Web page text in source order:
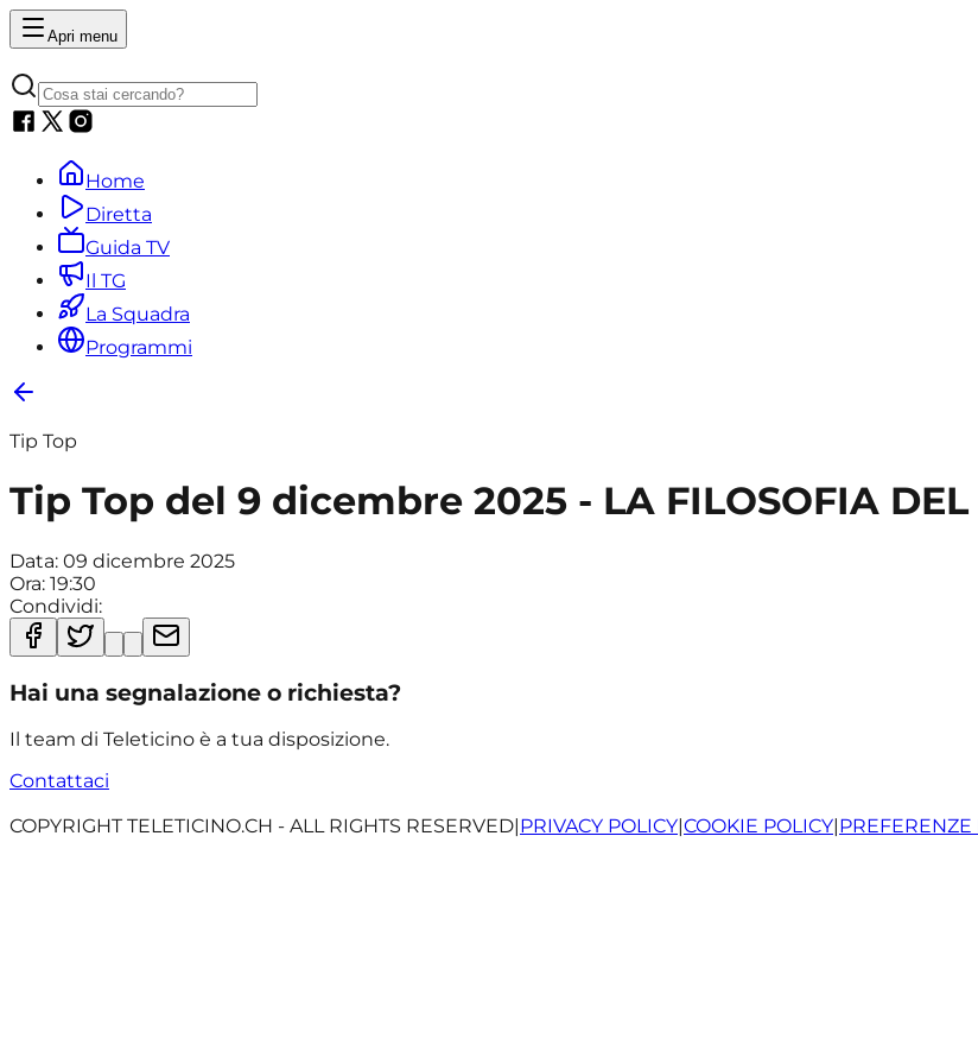
Apri menu
Home
Diretta
Guida TV
Il TG
La Squadra
Programmi
Tip Top
Tip Top del 9 dicembre 2025 - LA FILOSOFIA DEL
Data: 09 dicembre 2025
Ora: 19:30
Condividi:
Hai una segnalazione o richiesta?
Il team di Teleticino è a tua disposizione.
Contattaci
COPYRIGHT TELETICINO.CH - ALL RIGHTS RESERVED|PRIVACY POLICY|COOKIE POLICY|PREFERENZE